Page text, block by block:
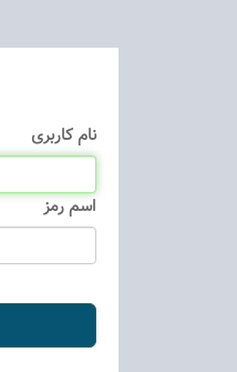
نام كاربری
اسم رمز